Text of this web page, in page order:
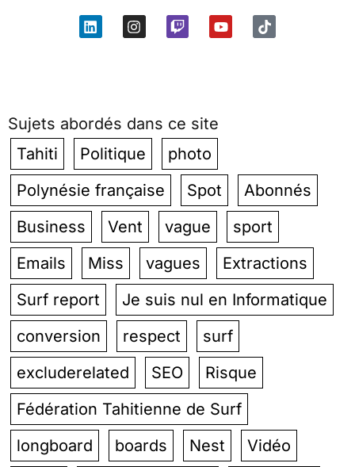
Sujets abordés dans ce site
Tahiti
Politique
photo
Polynésie française
Spot
Abonnés
Business
Vent vague
sport
Emails
Miss vagues
Extractions
Surf report
Je suis nul en Informatique
conversion
respect
surf
excluderelated
SEO
Risque
Fédération Tahitienne de Surf
longboard
boards Nest Vidéo